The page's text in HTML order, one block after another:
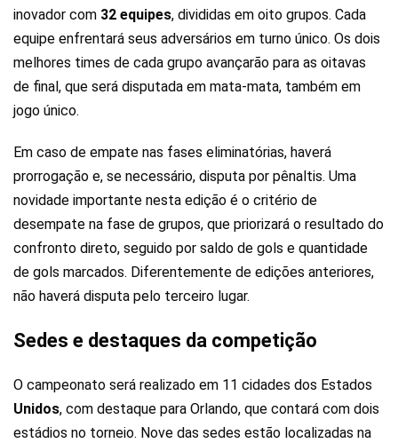
inovador com 32 equipes, divididas em oito grupos. Cada
equipe enfrentará seus adversários em turno único. Os dois
melhores times de cada grupo avançarão para as oitavas
de final, que será disputada em mata-mata, também em
jogo único.
Em caso de empate nas fases eliminatórias, haverá
prorrogação e, se necessário, disputa por pênaltis. Uma
novidade importante nesta edição é o critério de
desempate na fase de grupos, que priorizará o resultado do
confronto direto, seguido por saldo de gols e quantidade
de gols marcados. Diferentemente de edições anteriores,
não haverá disputa pelo terceiro lugar.
Sedes e destaques da competição
O campeonato será realizado em 11 cidades dos Estados
Unidos, com destaque para Orlando, que contará com dois
estádios no torneio. Nove das sedes estão localizadas na